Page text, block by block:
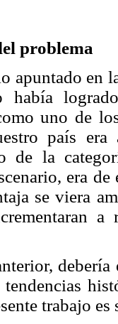
problema
apuntado en
uno de
país
de la
era
se viera
trabajo es